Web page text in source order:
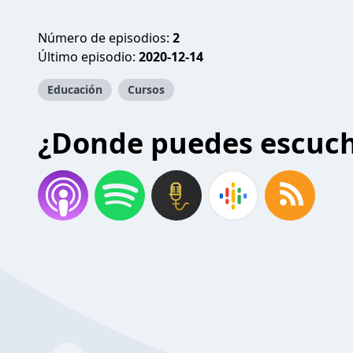
Número de episodios: 2
Último episodio: 2020-12-14
Educación Cursos
¿Donde puedes